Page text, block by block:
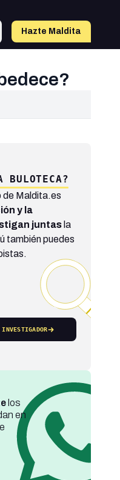
Hazte Maldita
BULOTECA?
de Maldita.es
y la
juntasla
también puedes
los
en